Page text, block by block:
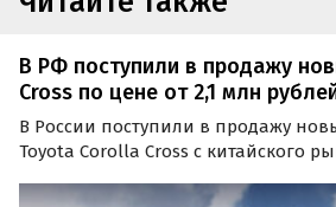
В РФ поступили в продажу
Cross по цене от 2,1 млн
В России поступили в продажу
Toyota Corolla Cross с китайского
от 2 095 000 рублей, сообщает